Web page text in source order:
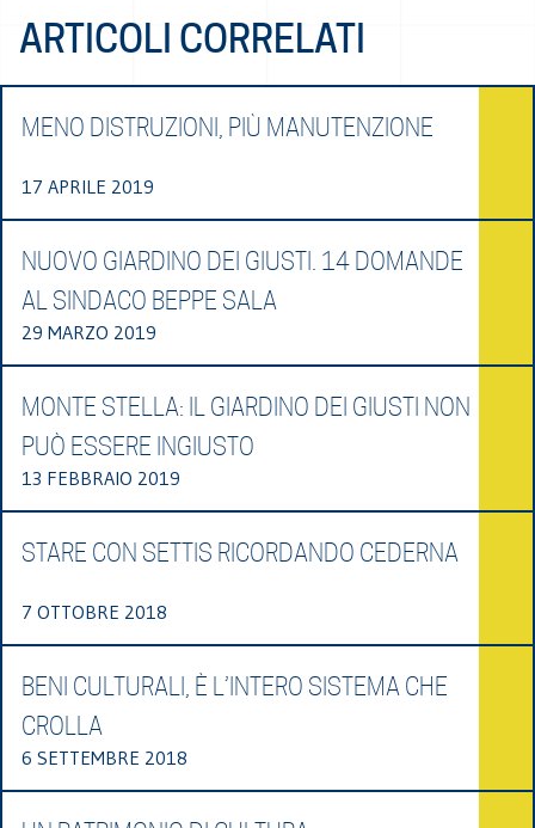
ARTICOLI CORRELATI
MENO DISTRUZIONI, PIÙ MANUTENZIONE
17 APRILE 2019
NUOVO GIARDINO DEI GIUSTI. 14 DOMANDE
AL SINDACO BEPPE SALA
29 MARZO 2019
MONTE STELLA: IL GIARDINO DEI GIUSTI NON
PUÒ ESSERE INGIUSTO
13 FEBBRAIO 2019
STARE CON SETTIS RICORDANDO CEDERNA
7 OTTOBRE 2018
BENI CULTURALI, È L’INTERO SISTEMA CHE
CROLLA
6 SETTEMBRE 2018